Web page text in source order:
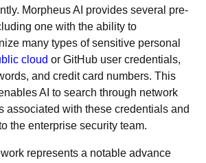
Morpheus AI provides several pre-
one with the ability to
many types of sensitive personal
cloud or GitHub user credentials,
and credit card numbers. This
AI to search through network
associated with these credentials and
the enterprise security team.
represents a notable advance